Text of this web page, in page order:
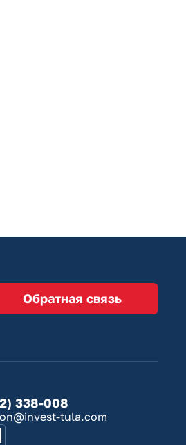
Обратная связь
338-008
tula.com